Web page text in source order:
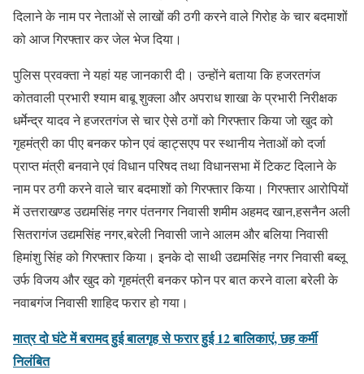
दिलाने के नाम पर नेताओं से लाखों की ठगी करने वाले गिरोह के चार बदमाशों
को आज गिरफ्तार कर जेल भेज दिया।
पुलिस प्रवक्ता ने यहां यह जानकारी दी। उन्होंने बताया कि हजरतगंज
कोतवाली प्रभारी श्याम बाबू शुक्ला और अपराध शाखा के प्रभारी निरीक्षक
धर्मेन्द्र यादव ने हजरतगंज से चार ऐसे ठगों को गिरफ्तार किया जो खुद को
गृहमंत्री का पीए बनकर फोन एवं व्हाट्सएप पर स्थानीय नेताओं को दर्जा
प्राप्त मंत्री बनवाने एवं विधान परिषद तथा विधानसभा में टिकट दिलाने के
नाम पर ठगी करने वाले चार बदमाशों को गिरफ्तार किया। गिरफ्तार आरोपियों
में उत्तराखण्ड उद्यमसिंह नगर पंतनगर निवासी शमीम अहमद खान,हसनैन अली
सितरागंज उद्यमसिंह नगर,बरेली निवासी जाने आलम और बलिया निवासी
हिमांशु सिंह को गिरफ्तार किया। इनके दो साथी उद्यमसिंह नगर निवासी बब्लू
उर्फ विजय और खुद को गृहमंत्री बनकर फोन पर बात करने वाला बरेली के
नवाबगंज निवासी शाहिद फरार हो गया।
मात्र दो घंटे में बरामद हुई बालगृह से फरार हुई 12 बालिकाएं, छह कर्मी
निलंबित